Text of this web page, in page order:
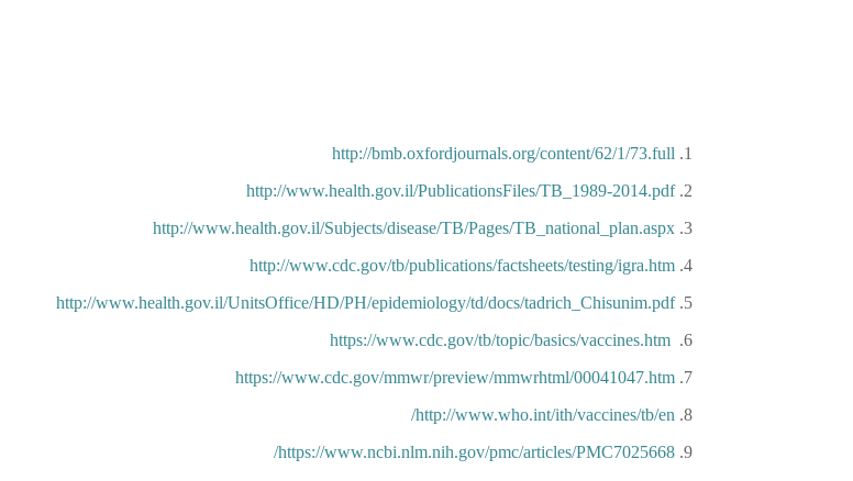
http://bmb.oxfordjournals.org/content/62/1/73.full
http://www.health.gov.il/PublicationsFiles/TB_1989-2014.pdf
http://www.health.gov.il/Subjects/disease/TB/Pages/TB_national_plan.aspx
http://www.cdc.gov/tb/publications/factsheets/testing/igra.htm
http://www.health.gov.il/UnitsOffice/HD/PH/epidemiology/td/docs/tadrich_Chisunim.pdf
https://www.cdc.gov/tb/topic/basics/vaccines.htm
https://www.cdc.gov/mmwr/preview/mmwrhtml/00041047.htm
http://www.who.int/ith/vaccines/tb/en/
https://www.ncbi.nlm.nih.gov/pmc/articles/PMC7025668/